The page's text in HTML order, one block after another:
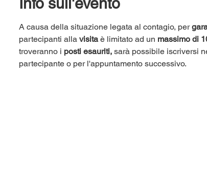
A causa della situazione legata al contagio, per
partecipanti alla visita è limitato ad un massimo di
troveranno i posti esauriti, sarà possibile iscriversi
partecipante o per l'appuntamento successivo.